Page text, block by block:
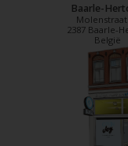
Baarle-
Molenstraat
2387 Baarle-
België